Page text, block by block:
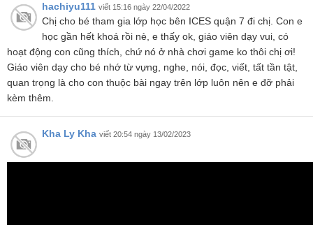
hachiyu111 viết 15:16 ngày 22/04/2022
Chị cho bé tham gia lớp học bên ICES quận 7 đi chị. Con e
học gần hết khoá rồi nè, e thấy ok, giáo viên dạy vui, có
hoạt động con cũng thích, chứ nó ở nhà chơi game ko thôi chị ơi!
Giáo viên dạy cho bé nhớ từ vựng, nghe, nói, đọc, viết, tất tần tật,
quan trọng là cho con thuộc bài ngay trên lớp luôn nên e đỡ phải
kèm thêm.
Kha Ly Kha viết 20:54 ngày 13/02/2023